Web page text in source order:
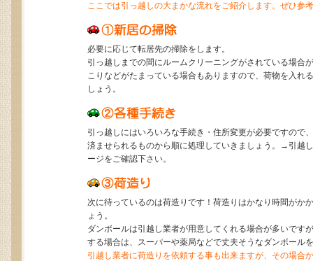
ここでは引っ越しの大まかな流れをご紹介します。ぜひ参
必要に応じて転居先の掃除をします。
引っ越しまでの間にルームクリーニングがされている場合
こりなどがたまっている場合もありますので、荷物を入れ
しょう。
引っ越しにはいろいろな手続き・住所変更が必要ですので
済ませられるものから順に処理していきましょう。→引越
ージをご確認下さい。
次に待っているのは荷造りです！荷造りはかなり時間がか
ょう。
ダンボールは引越し業者が用意してくれる場合が多いです
する場合は、スーパーや薬局などで丈夫そうなダンボール
引越し業者に荷造りを依頼する事も出来ますが、その場合